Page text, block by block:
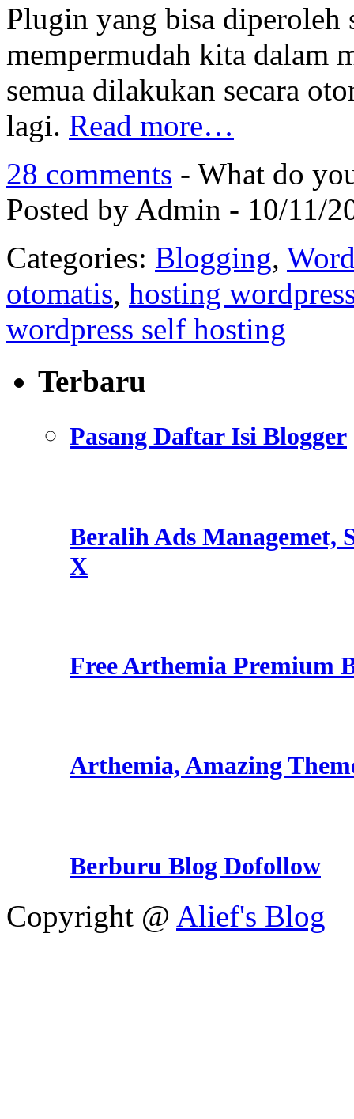
Plugin yang bisa diperoleh
mempermudah kita dalam
semua dilakukan secara
lagi. Read more…
28 comments - What do
Posted by Admin - 10/11/
Categories: Blogging,
otomatis, hosting
wordpress self hosting
Terbaru
Pasang Daftar Isi Blogger
Beralih Ads Managemet,
X
Free Arthemia Premium
Arthemia, Amazing
Berburu Blog Dofollow
Copyright @ Alief's Blog